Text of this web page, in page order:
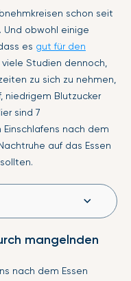
schon seit
Und obwohl einige
es gut für den
Studien dennoch,
zu sich zu nehmen,
niedrigem Blutzucker
sind 7
nach dem
auf das Essen
mangelnden
nach dem Essen